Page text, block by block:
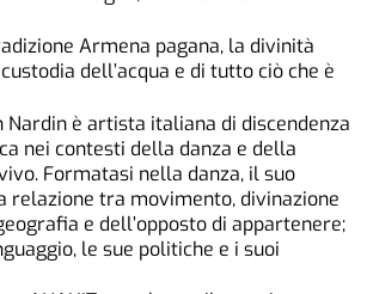
Armena pagana, la divinità
dell’acqua e di tutto ciò che è
Nardin è artista italiana di discendenza
nei contesti della danza e della
Formatasi nella danza, il suo
tra movimento, divinazione
e dell’opposto di appartenere;
le sue politiche e i suoi